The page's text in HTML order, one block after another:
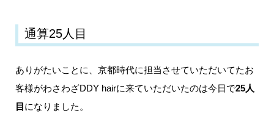
通算25人目
ありがたいことに、京都時代に担当させていただいてたお
客様がわさわざDDY hairに来ていただいたのは今日で25人
目 になりました。